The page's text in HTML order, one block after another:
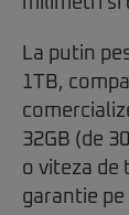
La putin
1TB,
32GB (de
o viteza de
garantie